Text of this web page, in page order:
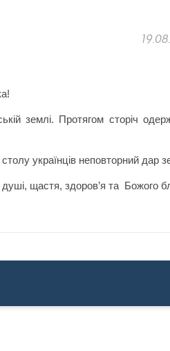
землі. Протягом сторіч
столу українців неповторний
щастя, здоров’я та Божого